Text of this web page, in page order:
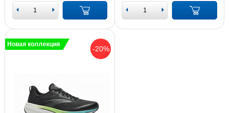
-20%
Новая коллекция